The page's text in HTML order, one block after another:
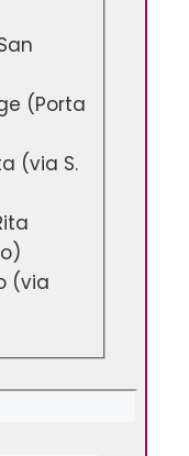
(Porta
(via S.
(via